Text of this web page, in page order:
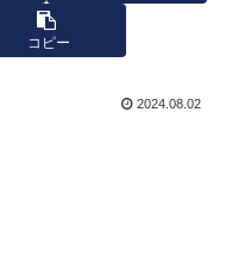
コピー
2024.08.02